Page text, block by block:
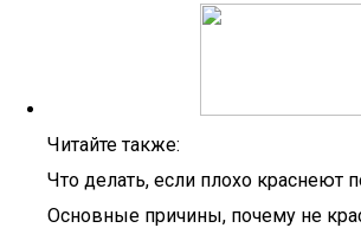
Читайте также:
Что делать, если плохо краснеют
Основные причины, почему не